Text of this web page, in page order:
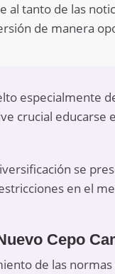
al tanto de las
de manera
especialmente
crucial educarse
se
en el
Cepo
de las